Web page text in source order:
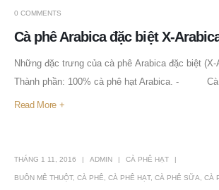
Cà phê Arabica đặc biệt X-
0 COMMENTS
Những đặc trưng của cà phê Arabica đặc
Thành phần: 100% cà phê hạt Arabica. - Cà
Read More +
THÁNG 1 11, 2016 ADMIN CÀ PHÊ HẠT
BUÔN MÊ THUỘT, CÀ PHÊ, CÀ PHÊ HẠT, CÀ PHÊ SỮA, CÀ